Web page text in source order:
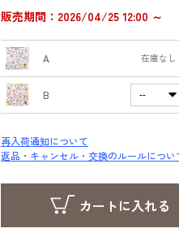
販売期間：2026/04/25 12:00 ～
A 在庫なし
B
再入荷通知について
返品・キャンセル・交換のルールについ